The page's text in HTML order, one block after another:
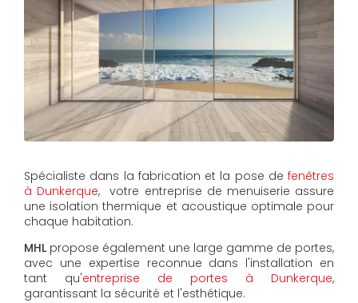
Spécialiste dans la fabrication et la pose de fenêtres
à Dunkerque, votre entreprise de menuiserie assure
une isolation thermique et acoustique optimale pour
chaque habitation.
MHL propose également une large gamme de portes,
avec une expertise reconnue dans l'installation en
tant qu'entreprise de portes à Dunkerque,
garantissant la sécurité et l'esthétique.